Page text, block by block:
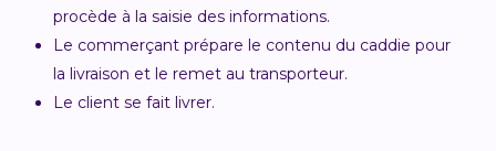
procède à la saisie des informations.
Le commerçant prépare le contenu du caddie pour
la livraison et le remet au transporteur.
Le client se fait livrer.